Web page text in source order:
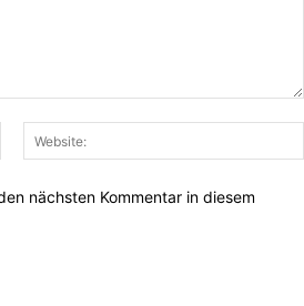
Mail:*
nächsten Kommentar in diesem